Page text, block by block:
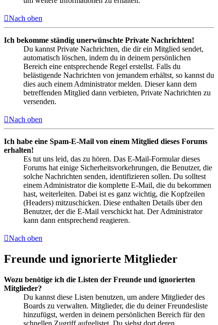
Nach oben
Ich bekomme ständig unerwünschte Private Nachrichten!
Du kannst Private Nachrichten, die dir ein Mitglied sendet,
automatisch löschen, indem du in deinem persönlichen
Bereich eine entsprechende Regel erstellst. Falls du
belästigende Nachrichten von jemandem erhältst, so kannst du
dies auch einem Administrator melden. Dieser kann dem
betreffenden Mitglied dann verbieten, Private Nachrichten zu
versenden.
Nach oben
Ich habe eine Spam-E-Mail von einem Mitglied dieses Forums
erhalten!
Es tut uns leid, das zu hören. Das E-Mail-Formular dieses
Forums hat einige Sicherheitsvorkehrungen, die Benutzer, die
solche Nachrichten senden, identifizieren sollen. Du solltest
einem Administrator die komplette E-Mail, die du bekommen
hast, weiterleiten. Dabei ist es ganz wichtig, die Kopfzeilen
(Headers) mitzuschicken. Diese enthalten Details über den
Benutzer, der die E-Mail verschickt hat. Der Administrator
kann dann entsprechend reagieren.
Nach oben
Freunde und ignorierte Mitglieder
Wozu benötige ich die Listen der Freunde und ignorierten
Mitglieder?
Du kannst diese Listen benutzen, um andere Mitglieder des
Boards zu verwalten. Mitglieder, die du deiner Freundesliste
hinzufügst, werden in deinem persönlichen Bereich für den